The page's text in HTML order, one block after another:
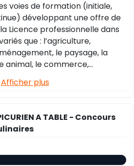
voies de formation (initiale,
développant une offre de
Licence professionnelle dans
que : l’agriculture,
le paysage, la
animal, le commerce,
FORMA’TERRA a su s’adapter,
du territoire.
Afficher plus
A TABLE - Concours